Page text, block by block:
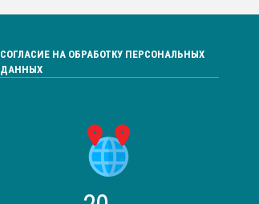
СОГЛАСИЕ НА ОБРАБОТКУ ПЕРСОНАЛЬНЫХ
ДАННЫХ